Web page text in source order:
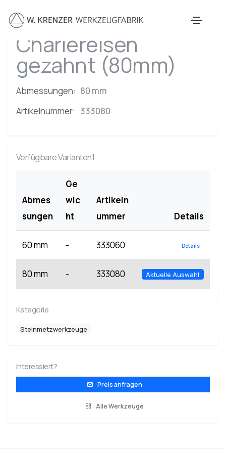
Chariereisen
gezahnt (80mm)
Abmessungen: 80 mm
Artikelnummer: 333080
Verfügbare Varianten1
Abmes
sungen
Ge
wic
ht
Artikeln
ummer
Details
60 mm - 333060 Details
80 mm - 333080 Aktuelle Auswahl
Kategorie
Steinmetzwerkzeuge
Interessiert?
Preis anfragen
Alle Werkzeuge